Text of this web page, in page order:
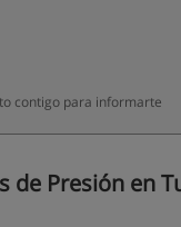
contigo para informarte
Presión en